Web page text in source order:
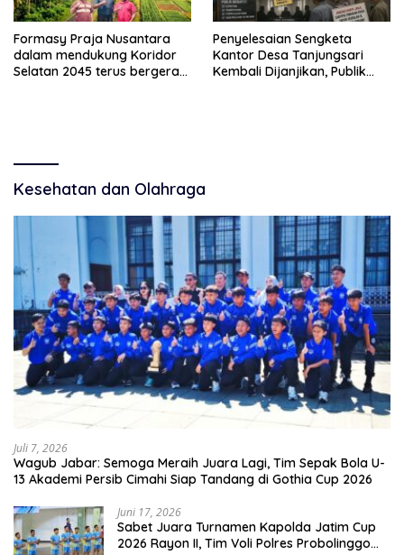
Formasy Praja Nusantara
dalam mendukung Koridor
Selatan 2045 terus bergerak
Penyelesaian Sengketa
Kantor Desa Tanjungsari
Kembali Dijanjikan, Publik
Kesehatan dan Olahraga
Juli 7, 2026
Wagub Jabar: Semoga Meraih Juara Lagi, Tim Sepak Bola U-
13 Akademi Persib Cimahi Siap Tandang di Gothia Cup 2026
Juni 17, 2026
Sabet Juara Turnamen Kapolda Jatim Cup
2026 Rayon II, Tim Voli Polres Probolinggo